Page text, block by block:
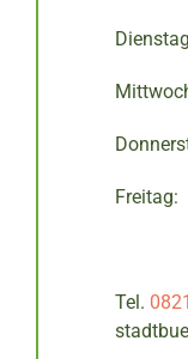
Freitag:
Tel.